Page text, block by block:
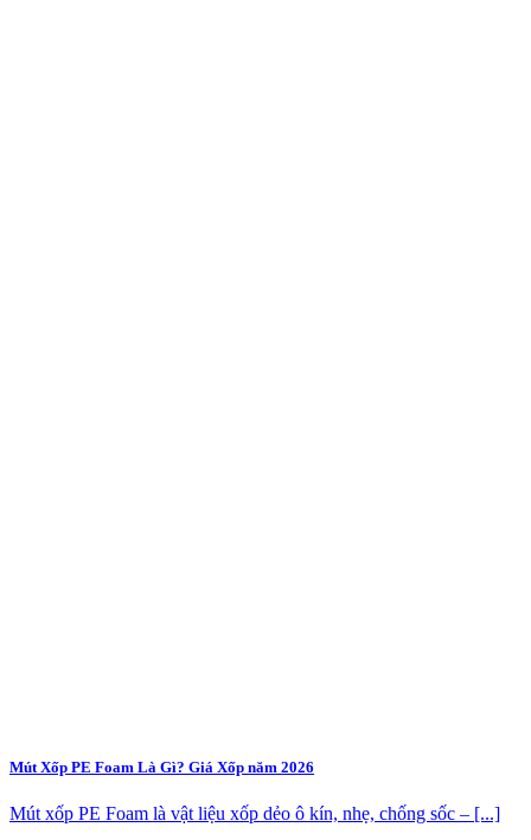
Mút Xốp PE Foam Là Gì? Giá Xốp năm 2026
Mút xốp PE Foam là vật liệu xốp dẻo ô kín, nhẹ, chống sốc – [...]